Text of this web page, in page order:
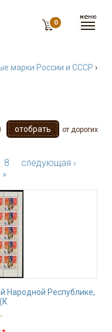
0
марки России и СССР ›
от дорогих
8
следующая ›
Народной Республике,